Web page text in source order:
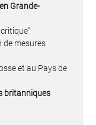
Grande-
de mesures
et au Pays de
britanniques